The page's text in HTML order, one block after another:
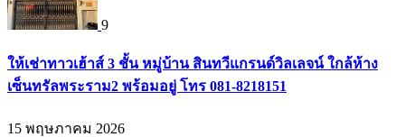
9
ให้เช่าทาวเฮ้าส์ 3 ชั้น หมู่บ้าน สินทวีแกรนด์วิลเลจน์ ใกล้ห้าง
เซ็นทรัลพระราม2 พร้อมอยู่ โทร 081-8218151
15 พฤษภาคม 2026